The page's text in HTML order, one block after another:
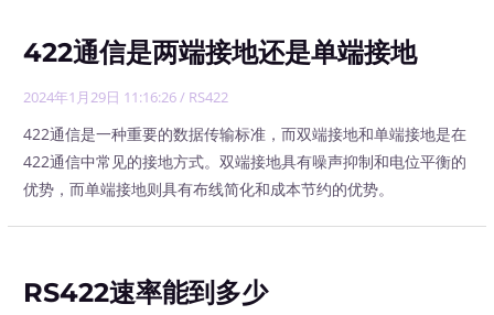
422通信是两端接地还是单端接地
2024年1月29日 11:16:26/ RS422
422通信是一种重要的数据传输标准，而双端接地和单端接地是在
422通信中常见的接地方式。双端接地具有噪声抑制和电位平衡的
优势，而单端接地则具有布线简化和成本节约的优势。
RS422速率能到多少